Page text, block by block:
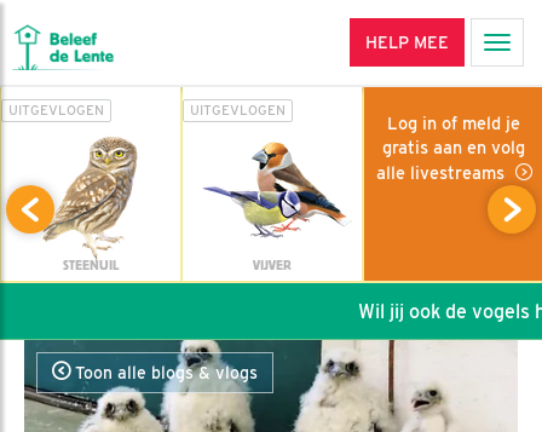
HELP MEE
UITGEVLOGEN
STEENUIL
UITGEVLOGEN
VIJVER
Log in of meld je
gratis aan en volg
alle livestreams
Wil jij ook de vogels
Toon alle blogs & vlogs